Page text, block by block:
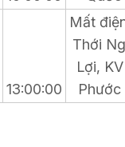
13:00:00
Mất
Thới
Lợi,
Phước